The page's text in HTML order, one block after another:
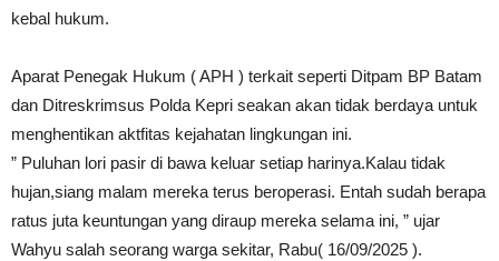
kebal hukum.
Aparat Penegak Hukum ( APH ) terkait seperti Ditpam BP Batam
dan Ditreskrimsus Polda Kepri seakan akan tidak berdaya untuk
menghentikan aktfitas kejahatan lingkungan ini.
” Puluhan lori pasir di bawa keluar setiap harinya.Kalau tidak
hujan,siang malam mereka terus beroperasi. Entah sudah berapa
ratus juta keuntungan yang diraup mereka selama ini, ” ujar
Wahyu salah seorang warga sekitar, Rabu( 16/09/2025 ).